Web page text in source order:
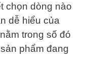
chọn dòng nào
dễ hiểu của
trong số đó
phẩm đang